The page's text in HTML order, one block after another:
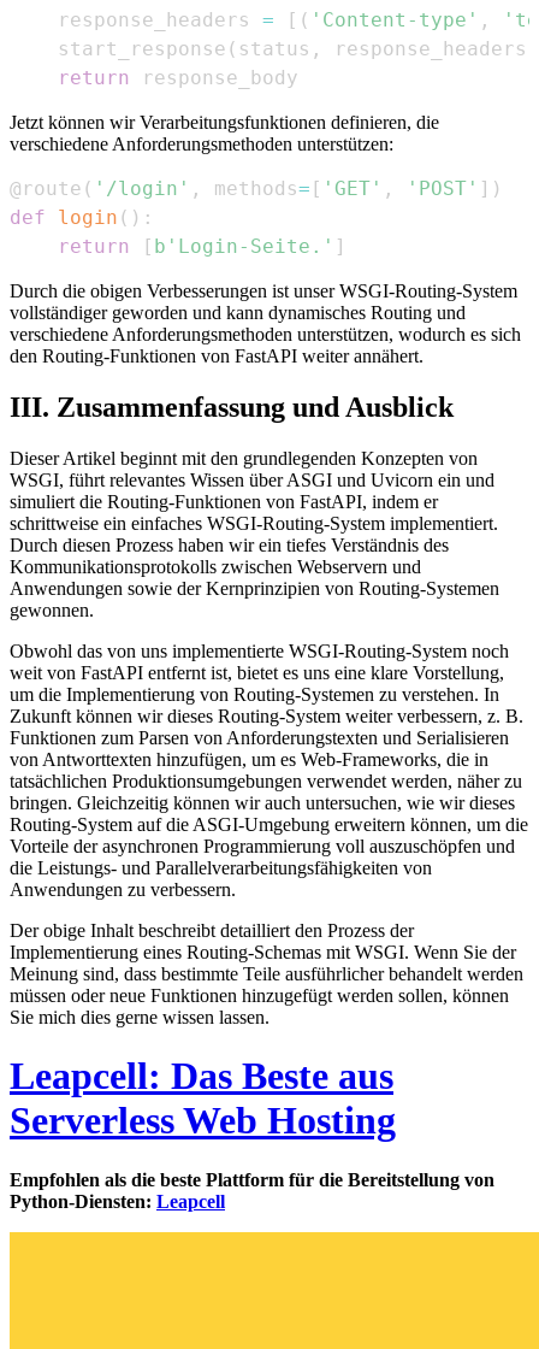
    response_headers
= [ ( 'Content-type' ,
    start_response
( status , response_headers
return
response_body
Jetzt können wir Verarbeitungsfunktionen definieren, die
verschiedene Anforderungsmethoden unterstützen:
@route ( '/login' , methods= [ 'GET' , 'POST' ] )
def
login ( ) :
return
[ b'Login-Seite.' ]
Durch die obigen Verbesserungen ist unser WSGI-Routing-System
vollständiger geworden und kann dynamisches Routing und
verschiedene Anforderungsmethoden unterstützen, wodurch es sich
den Routing-Funktionen von FastAPI weiter annähert.
III. Zusammenfassung und Ausblick
Dieser Artikel beginnt mit den grundlegenden Konzepten von
WSGI, führt relevantes Wissen über ASGI und Uvicorn ein und
simuliert die Routing-Funktionen von FastAPI, indem er
schrittweise ein einfaches WSGI-Routing-System implementiert.
Durch diesen Prozess haben wir ein tiefes Verständnis des
Kommunikationsprotokolls zwischen Webservern und
Anwendungen sowie der Kernprinzipien von Routing-Systemen
gewonnen.
Obwohl das von uns implementierte WSGI-Routing-System noch
weit von FastAPI entfernt ist, bietet es uns eine klare Vorstellung,
um die Implementierung von Routing-Systemen zu verstehen. In
Zukunft können wir dieses Routing-System weiter verbessern, z. B.
Funktionen zum Parsen von Anforderungstexten und Serialisieren
von Antworttexten hinzufügen, um es Web-Frameworks, die in
tatsächlichen Produktionsumgebungen verwendet werden, näher zu
bringen. Gleichzeitig können wir auch untersuchen, wie wir dieses
Routing-System auf die ASGI-Umgebung erweitern können, um die
Vorteile der asynchronen Programmierung voll auszuschöpfen und
die Leistungs- und Parallelverarbeitungsfähigkeiten von
Anwendungen zu verbessern.
Der obige Inhalt beschreibt detailliert den Prozess der
Implementierung eines Routing-Schemas mit WSGI. Wenn Sie der
Meinung sind, dass bestimmte Teile ausführlicher behandelt werden
müssen oder neue Funktionen hinzugefügt werden sollen, können
Sie mich dies gerne wissen lassen.
Leapcell: Das Beste aus
Serverless Web Hosting
Empfohlen als die beste Plattform für die Bereitstellung von
Python-Diensten: Leapcell